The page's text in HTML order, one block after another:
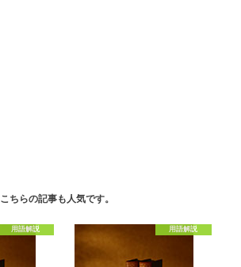
こちらの記事も人気です。
用語解説 用語解説